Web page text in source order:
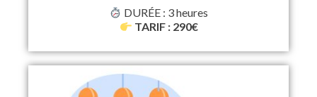
DURÉE : 3 heures
TARIF : 290€